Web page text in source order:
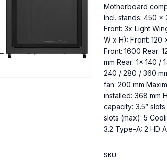
Motherboard
Incl. stands: 450 x
Front: 3x Light
W x H): Front: 120
Front: 1600 Rear:
mm Rear: 1x 140 /
240 / 280 / 360
fan: 200 mm
installed: 368 mm
capacity: 3.5”
slots (max): 5
3.2 Type-A: 2 HD
SKU